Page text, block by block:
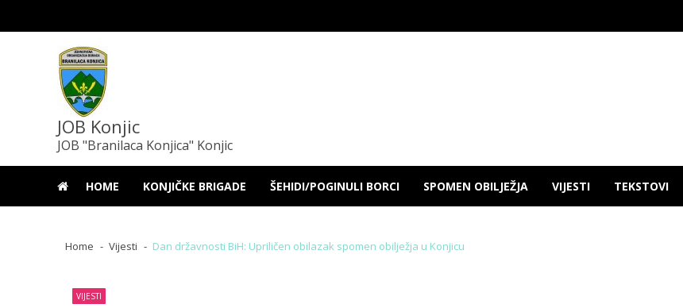
JOB Konjic
JOB "Branilaca Konjica" Konjic
HOME KONJIČKE BRIGADE ŠEHIDI/POGINULI BORCI SPOMEN OBILJEŽJA VIJESTI TEKSTOVI
Home Vijesti Dan državnosti BiH: Upriličen obilazak spomen obilježja u Konjicu
VIJESTI